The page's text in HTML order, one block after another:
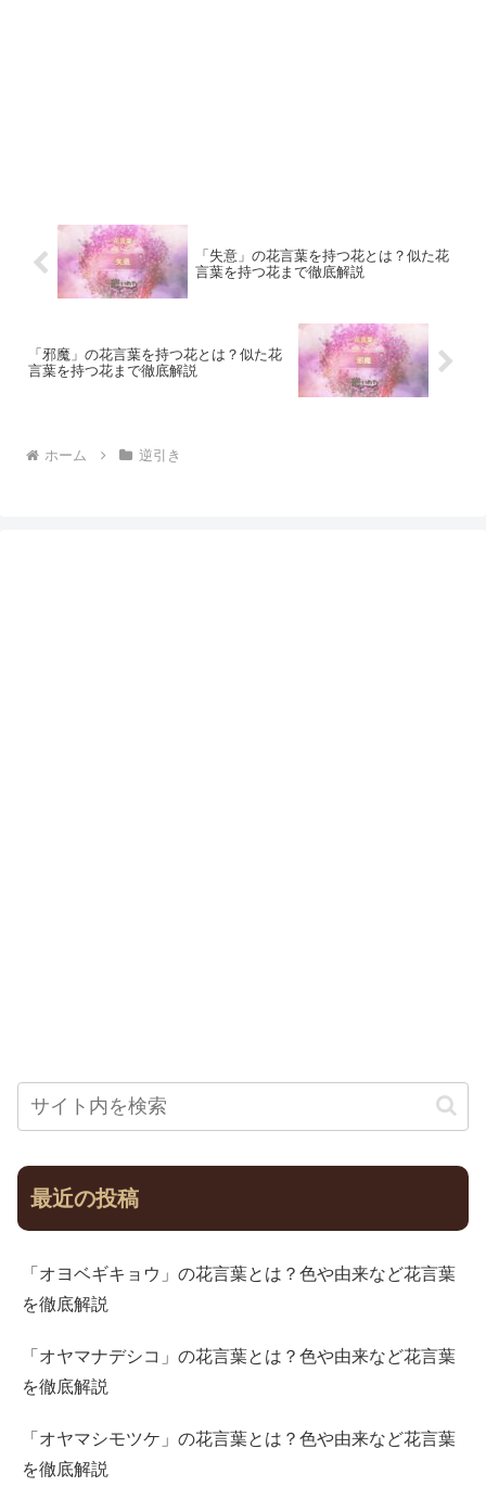
「失意」の花言葉を持つ花とは？似た花
言葉を持つ花まで徹底解説
「邪魔」の花言葉を持つ花とは？似た花
言葉を持つ花まで徹底解説
ホーム 逆引き
最近の投稿
「オヨベギキョウ」の花言葉とは？色や由来など花言葉
を徹底解説
「オヤマナデシコ」の花言葉とは？色や由来など花言葉
を徹底解説
「オヤマシモツケ」の花言葉とは？色や由来など花言葉
を徹底解説